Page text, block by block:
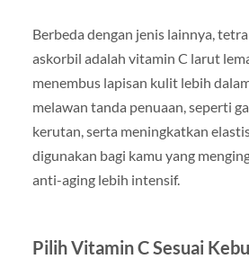
Berbeda dengan jenis lainnya,
askorbil adalah vitamin C larut
menembus lapisan kulit lebih
melawan tanda penuaan, seperti
kerutan, serta meningkatkan
digunakan bagi kamu yang
anti-aging lebih intensif.
Pilih Vitamin C Sesuai